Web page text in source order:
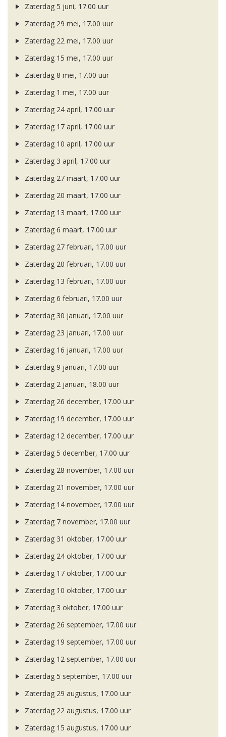
Zaterdag 5 juni, 17.00 uur
Zaterdag 29 mei, 17.00 uur
Zaterdag 22 mei, 17.00 uur
Zaterdag 15 mei, 17.00 uur
Zaterdag 8 mei, 17.00 uur
Zaterdag 1 mei, 17.00 uur
Zaterdag 24 april, 17.00 uur
Zaterdag 17 april, 17.00 uur
Zaterdag 10 april, 17.00 uur
Zaterdag 3 april, 17.00 uur
Zaterdag 27 maart, 17.00 uur
Zaterdag 20 maart, 17.00 uur
Zaterdag 13 maart, 17.00 uur
Zaterdag 6 maart, 17.00 uur
Zaterdag 27 februari, 17.00 uur
Zaterdag 20 februari, 17.00 uur
Zaterdag 13 februari, 17.00 uur
Zaterdag 6 februari, 17.00 uur
Zaterdag 30 januari, 17.00 uur
Zaterdag 23 januari, 17.00 uur
Zaterdag 16 januari, 17.00 uur
Zaterdag 9 januari, 17.00 uur
Zaterdag 2 januari, 18.00 uur
Zaterdag 26 december, 17.00 uur
Zaterdag 19 december, 17.00 uur
Zaterdag 12 december, 17.00 uur
Zaterdag 5 december, 17.00 uur
Zaterdag 28 november, 17.00 uur
Zaterdag 21 november, 17.00 uur
Zaterdag 14 november, 17.00 uur
Zaterdag 7 november, 17.00 uur
Zaterdag 31 oktober, 17.00 uur
Zaterdag 24 oktober, 17.00 uur
Zaterdag 17 oktober, 17.00 uur
Zaterdag 10 oktober, 17.00 uur
Zaterdag 3 oktober, 17.00 uur
Zaterdag 26 september, 17.00 uur
Zaterdag 19 september, 17.00 uur
Zaterdag 12 september, 17.00 uur
Zaterdag 5 september, 17.00 uur
Zaterdag 29 augustus, 17.00 uur
Zaterdag 22 augustus, 17.00 uur
Zaterdag 15 augustus, 17.00 uur